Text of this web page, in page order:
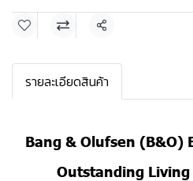
แชร์
รายละเอียดสินค้า
Bang & Olufsen (ฺB&O)
Outstanding Living